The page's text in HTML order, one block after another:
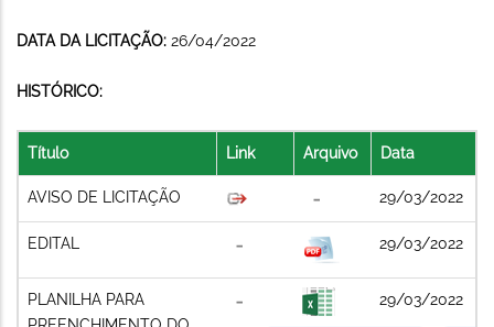
DATA DA LICITAÇÃO: 26/04/2022
HISTÓRICO:
Título Link Arquivo Data
AVISO DE LICITAÇÃO 29/03/2022
EDITAL 29/03/2022
PLANILHA PARA
29/03/2022